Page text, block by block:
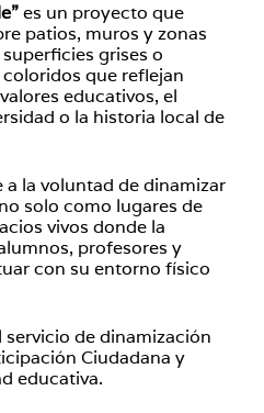
es un proyecto que
patios, muros y zonas
grises o
que reflejan
educativos, el
o la historia local de
a la voluntad de dinamizar
solo como lugares de
vivos donde la
profesores y
con su entorno físico
de dinamización
Ciudadana y
educativa.